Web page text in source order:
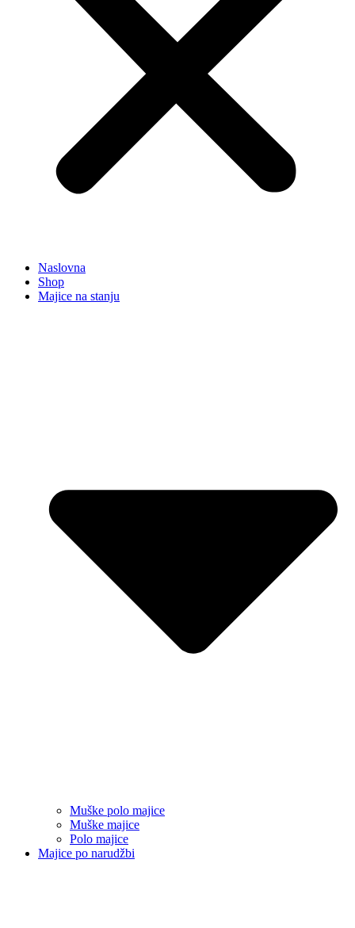
Naslovna
Shop
Majice na stanju
Muške polo majice
Muške majice
Polo majice
Majice po narudžbi